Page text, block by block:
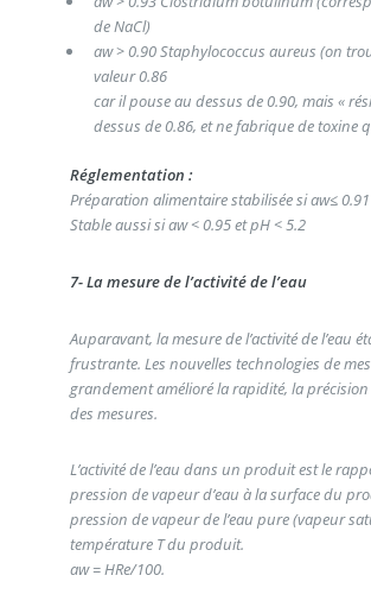
de NaCl)
aw > 0.90 Staphylococcus aureus (on
valeur 0.86
car il pouse au dessus de 0.90, mais «
dessus de 0.86, et ne fabrique de toxine
Réglementation :
Préparation alimentaire stabilisée si aw≤ 0.91
Stable aussi si aw < 0.95 et pH < 5.2
7- La mesure de l’activité de l’eau
Auparavant, la mesure de l’activité de l’eau
frustrante. Les nouvelles technologies de
grandement amélioré la rapidité, la
des mesures.
L’activité de l’eau dans un produit est le
pression de vapeur d’eau à la surface du
pression de vapeur de l’eau pure (vapeur
température T du produit.
aw = HRe/100.